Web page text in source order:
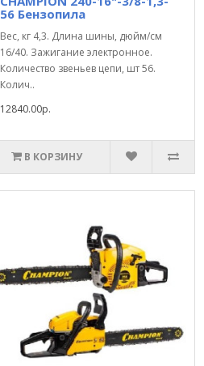
56 Бензопила
Вес, кг 4,3. Длина шины, дюйм/см
16/40. Зажигание электронное.
Количество звеньев цепи, шт 56.
Колич..
12840.00р.
В КОРЗИНУ